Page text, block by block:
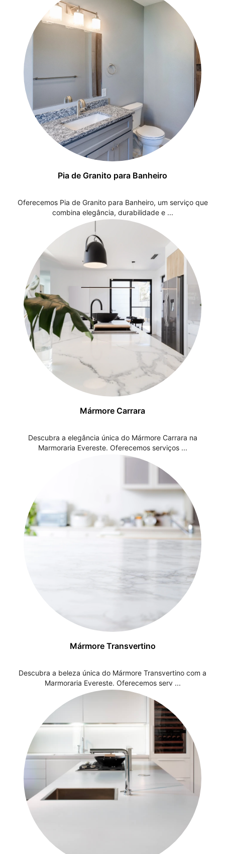
Pia de Granito para Banheiro
Oferecemos Pia de Granito para Banheiro, um serviço que
combina elegância, durabilidade e ...
Mármore Carrara
Descubra a elegância única do Mármore Carrara na
Marmoraria Evereste. Oferecemos serviços ...
Mármore Transvertino
Descubra a beleza única do Mármore Transvertino com a
Marmoraria Evereste. Oferecemos serv ...